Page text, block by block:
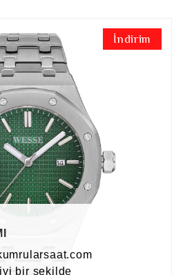
bir şekilde
İndirim